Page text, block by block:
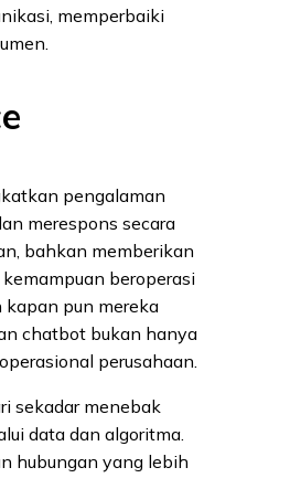
memperbaiki
pengalaman
merespons secara
bahkan memberikan
beroperasi
pun mereka
chatbot bukan hanya
perusahaan.
sekadar menebak
data dan algoritma.
hubungan yang lebih